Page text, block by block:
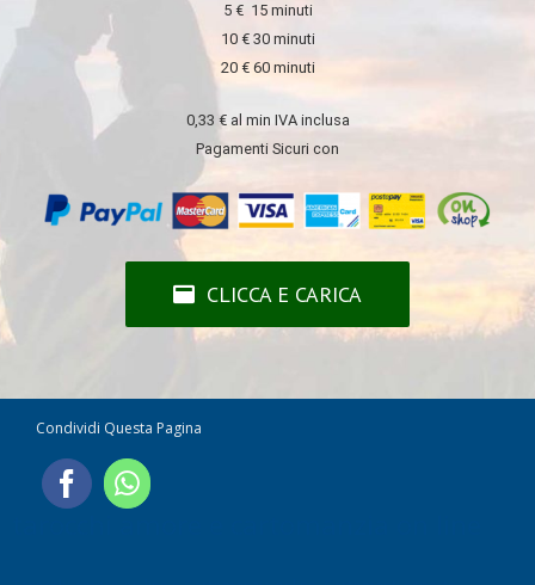
5 € 15 minuti
10 € 30 minuti
20 € 60 minuti
0,33 € al min IVA inclusa
Pagamenti Sicuri con
CLICCA E CARICA
Condividi Questa Pagina